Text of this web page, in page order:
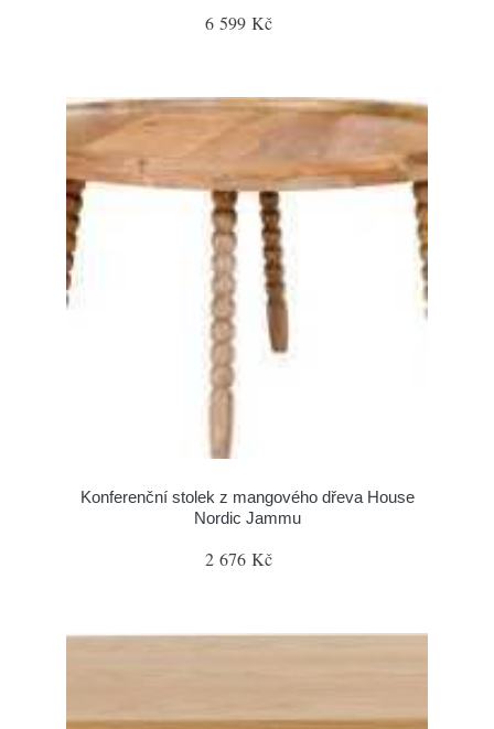
6 599 Kč
Konferenční stolek z mangového dřeva House
Nordic Jammu
2 676 Kč